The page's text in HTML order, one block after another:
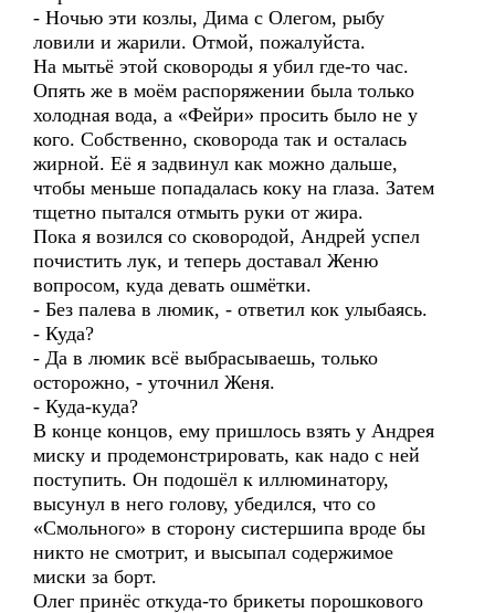
- Ночью эти козлы, Дима с Олегом, рыбу
ловили и жарили. Отмой, пожалуйста.
На мытьё этой сковороды я убил где-то час.
Опять же в моём распоряжении была только
холодная вода, а «Фейри» просить было не у
кого. Собственно, сковорода так и осталась
жирной. Её я задвинул как можно дальше,
чтобы меньше попадалась коку на глаза. Затем
тщетно пытался отмыть руки от жира.
Пока я возился со сковородой, Андрей успел
почистить лук, и теперь доставал Женю
вопросом, куда девать ошмётки.
- Без палева в люмик, - ответил кок улыбаясь.
- Куда?
- Да в люмик всё выбрасываешь, только
осторожно, - уточнил Женя.
- Куда-куда?
В конце концов, ему пришлось взять у Андрея
миску и продемонстрировать, как надо с ней
поступить. Он подошёл к иллюминатору,
высунул в него голову, убедился, что со
«Смольного» в сторону систершипа вроде бы
никто не смотрит, и высыпал содержимое
миски за борт.
Олег принёс откуда-то брикеты порошкового